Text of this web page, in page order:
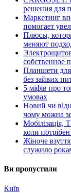
решения для
Маркетинг
помогает
Плюсы,
меняют
собственное
Планшети для
без зайвих
5 міфів про
умовах
Новий чи
чому можна
Мобілізація,
коли
Жіноче
служило
Ви пропустили
Київ